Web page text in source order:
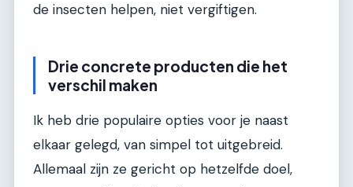
de insecten helpen, niet vergiftigen.
Drie concrete producten die het
verschil maken
Ik heb drie populaire opties voor je naast
elkaar gelegd, van simpel tot uitgebreid.
Allemaal zijn ze gericht op hetzelfde doel,